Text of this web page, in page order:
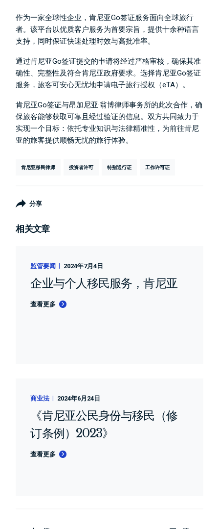
作为一家全球性企业，肯尼亚Go签证服务面向全球旅行
者。该平台以优质客户服务为首要宗旨，提供十余种语言
支持，同时保证快速处理时效与高批准率。
通过肯尼亚Go签证提交的申请将经过严格审核，确保其准
确性、完整性及符合肯尼亚政府要求。选择肯尼亚Go签证
服务，旅客可安心无忧地申请电子旅行授权（eTA）。
肯尼亚Go签证与昂加尼亚·翁博律师事务所的此次合作，确
保旅客能够获取可靠且经过验证的信息。双方共同致力于
实现一个目标：依托专业知识与法律精准性，为前往肯尼
亚的旅客提供顺畅无忧的旅行体验。
肯尼亚移民律师 投资者许可 特别通行证 工作许可证
分享
相关文章
监管要闻 2024年7月4日
企业与个人移民服务，肯尼亚
查看更多
商业法 2024年6月24日
《肯尼亚公民身份与移民（修
订条例）2023》
查看更多